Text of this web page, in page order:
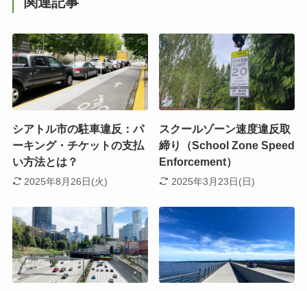
シアトル市の駐車違反：パ
ーキング・チケットの支払
い方法とは？
2025年8月26日(火)
スクールゾーン速度違反取
締り（School Zone Speed
Enforcement）
2025年3月23日(日)